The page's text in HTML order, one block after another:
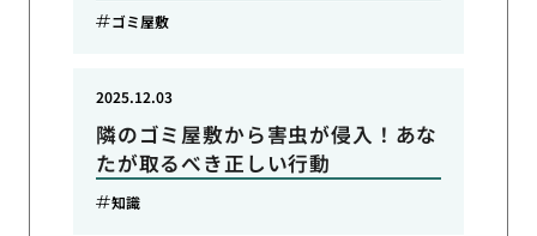
ゴミ屋敷
隣のゴミ屋敷から害虫が侵入！あな
たが取るべき正しい行動
2025.12.03
知識